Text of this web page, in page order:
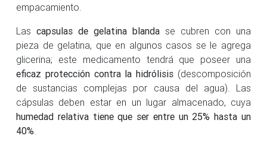
empacamiento.
Las capsulas de gelatina blanda se cubren con una
pieza de gelatina, que en algunos casos se le agrega
glicerina; este medicamento tendrá que poseer una
eficaz protección contra la hidrólisis (descomposición
de sustancias complejas por causa del agua). Las
cápsulas deben estar en un lugar almacenado, cuya
humedad relativa tiene que ser entre un 25% hasta un
40%